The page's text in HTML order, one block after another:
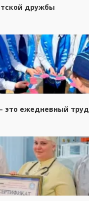
дружбы
это ежедневный труд